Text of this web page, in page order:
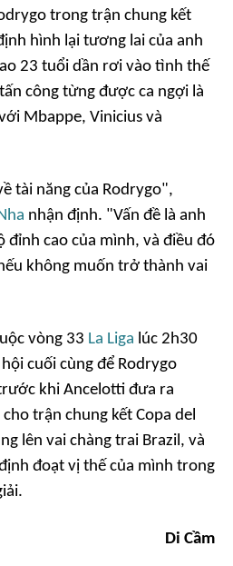
trong trận chung kết
hình lại tương lai của anh
23 tuổi dần rơi vào tình thế
công từng được ca ngợi là
Mbappe, Vinicius và
tài năng của Rodrygo",
nhận định. "Vấn đề là anh
đỉnh cao của mình, và điều đó
không muốn trở thành vai
vòng 33 La Liga lúc 2h30
cuối cùng để Rodrygo
khi Ancelotti đưa ra
trận chung kết Copa del
lên vai chàng trai Brazil, và
đoạt vị thế của mình trong
Di Cầm